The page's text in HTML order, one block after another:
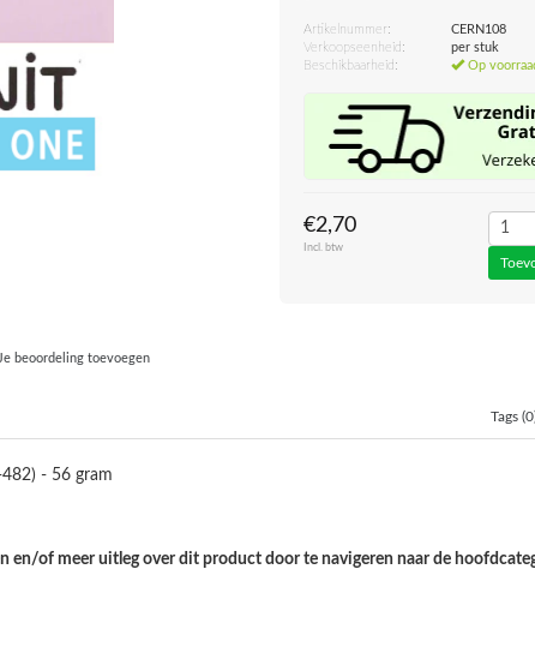
Artikelnummer:
CERN108
Verkoopseenheid:
per stuk
Beschikbaarheid:
Op
€2,70
Incl. btw
Je beoordeling toevoegen
Tags
- 56 gram
en/of meer uitleg over dit product door te navigeren naar de